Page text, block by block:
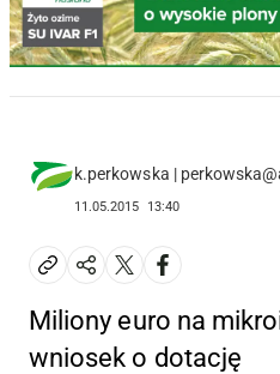
k.perkowska |
11.05.2015 13:40
Miliony euro na
wniosek o dotację